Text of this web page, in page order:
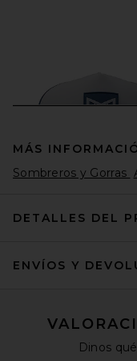
Melin Hydro
$89
MÁS
Sombreros y Gorras
DETALLES DEL
ENVÍOS Y
Dinos